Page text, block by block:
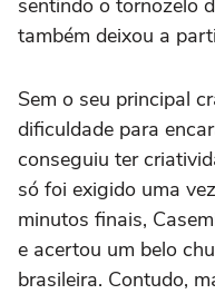
sentindo o tornozelo
também deixou a
Sem o seu principal
dificuldade para
conseguiu ter
só foi exigido uma
minutos finais,
e acertou um belo
brasileira. Contudo,